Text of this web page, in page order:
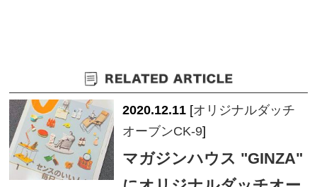
2020.12.11 [オリジナルダッチ
オーブンCK-9]
マガジンハウス "GINZA"